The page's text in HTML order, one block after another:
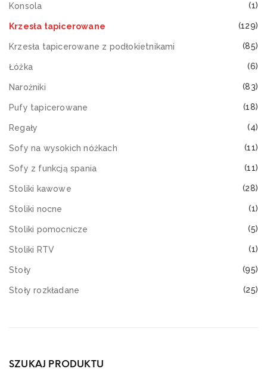
Konsola (1)
Krzesła tapicerowane (129)
Krzesła tapicerowane z podłokietnikami (85)
Łóżka (6)
Narożniki (83)
Pufy tapicerowane (18)
Regały (4)
Sofy na wysokich nóżkach (11)
Sofy z funkcją spania (11)
Stoliki kawowe (28)
Stoliki nocne (1)
Stoliki pomocnicze (5)
Stoliki RTV (1)
Stoły (95)
Stoły rozkładane (25)
SZUKAJ PRODUKTU